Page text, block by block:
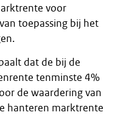
voor
toepassing bij het
dat de bij de
tenminste 4%
de waardering van
hanteren marktrente